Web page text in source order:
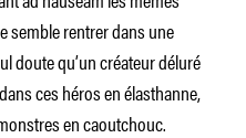
semble rentrer dans une
doute qu’un créateur déluré
ces héros en élasthanne,
en caoutchouc.